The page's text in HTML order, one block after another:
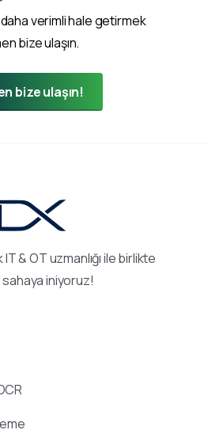
verimli hale getirmek
bize ulaşın.
bize ulaşın!
IT & OT uzmanlığı ile birlikte
sahaya iniyoruz!